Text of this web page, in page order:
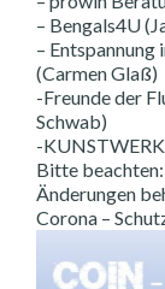
– Bengals4U
–
(Carmen Glaß)
-Freunde der
Schwab)
-KUNSTWERK
Bitte beachten:
Änderungen
Corona –